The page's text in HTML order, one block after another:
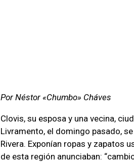
Por Néstor «Chumbo» Cháves
Clovis, su esposa y una vecina,
Livramento, el domingo pasado,
Rivera. Exponían ropas y zapatos
de esta región anunciaban: